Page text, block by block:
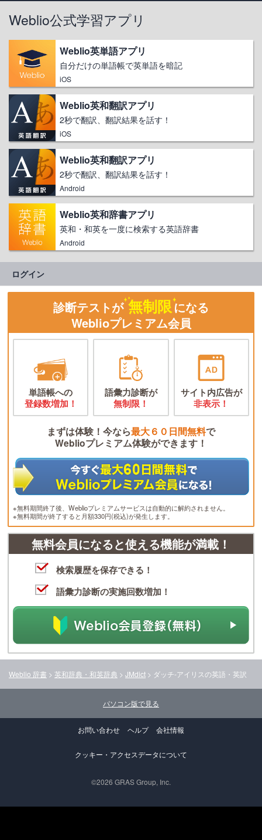
Weblio公式学習アプリ
Weblio英単語アプリ
自分だけの単語帳で英単語を暗記
iOS
Weblio英和翻訳アプリ
2秒で翻訳、翻訳結果を話す！
iOS
Weblio英和翻訳アプリ
2秒で翻訳、翻訳結果を話す！
Android
Weblio英和辞書アプリ
英和・和英を一度に検索する英語辞書
Android
ログイン
診断テストが 無制限になる
Weblioプレミアム会員
単語帳への
登録数増加！
語彙力診断が
無制限！
サイト内広告が
非表示！
まずは体験！今なら最大６０日間無料で
Weblioプレミアム体験ができます！
※無料期間終了後、Weblioプレミアムサービスは自動的に解約されません。
※無料期間が終了すると月額330円(税込)が発生します。
無料会員になると使える機能が満載！
検索履歴を保存できる！
語彙力診断の実施回数増加！
Weblio 辞書 > 英和辞典・和英辞典 > JMdict > ダッチ‐アイリスの英語・英訳
パソコン版で見る
お問い合わせ ヘルプ 会社情報
クッキー・アクセスデータについて
©2026 GRAS Group, Inc.